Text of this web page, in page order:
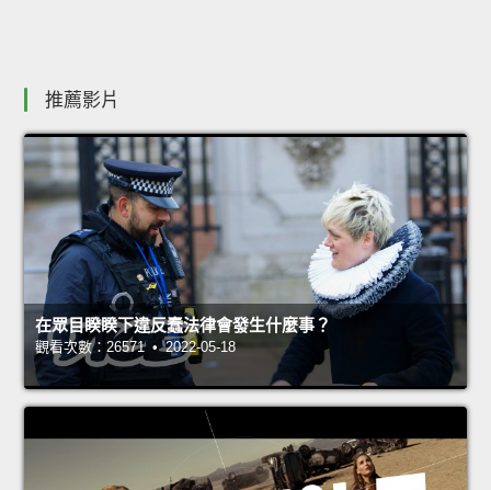
推薦影片
在眾目睽睽下違反蠢法律會發生什麼事？
觀看次數：26571 • 2022-05-18